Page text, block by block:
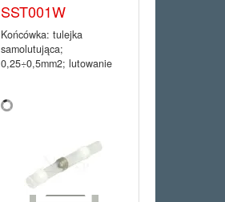
SST001W
Końcówka: tulejka
samolutująca;
0,25÷0,5mm2; lutowanie